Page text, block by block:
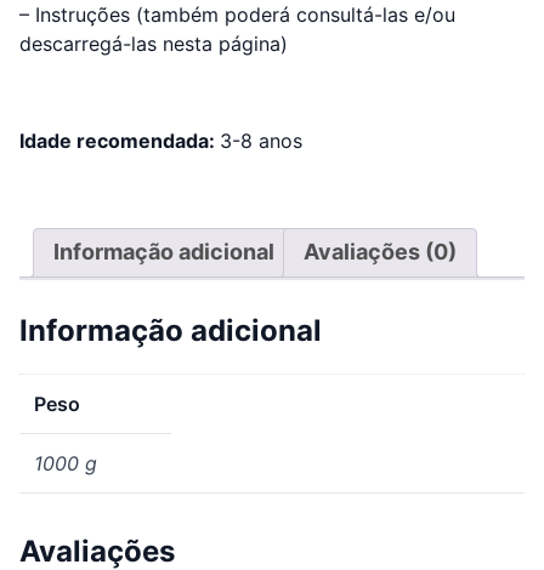
– Instruções (também poderá consultá-las e/ou
descarregá-las nesta página)
Idade recomendada: 3-8 anos
Informação adicional Avaliações (0)
Informação adicional
Peso
1000 g
Avaliações